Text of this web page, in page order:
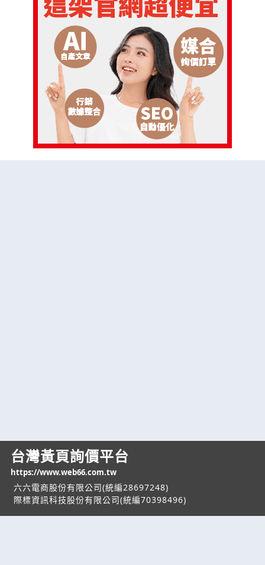
台灣黃頁詢價平台
https://www.web66.com.tw
六六電商股份有限公司(統編28697248)
際標資訊科技股份有限公司(統編70398496)